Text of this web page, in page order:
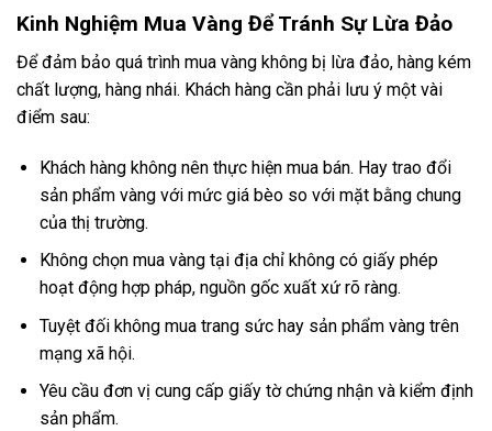
Kinh Nghiệm Mua Vàng Để Tránh Sự Lừa Đảo
Để đảm bảo quá trình mua vàng không bị lừa đảo, hàng kém
chất lượng, hàng nhái. Khách hàng cần phải lưu ý một vài
điểm sau:
Khách hàng không nên thực hiện mua bán. Hay trao đổi
sản phẩm vàng với mức giá bèo so với mặt bằng chung
của thị trường.
Không chọn mua vàng tại địa chỉ không có giấy phép
hoạt động hợp pháp, nguồn gốc xuất xứ rõ ràng.
Tuyệt đối không mua trang sức hay sản phẩm vàng trên
mạng xã hội.
Yêu cầu đơn vị cung cấp giấy tờ chứng nhận và kiểm định
sản phẩm.